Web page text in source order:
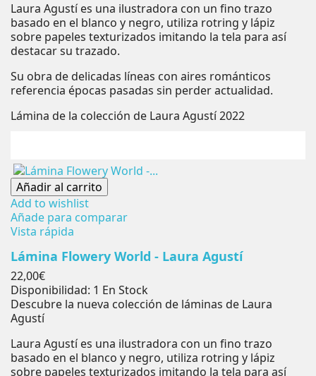
Laura Agustí es una ilustradora con un fino trazo
basado en el blanco y negro, utiliza rotring y lápiz
sobre papeles texturizados imitando la tela para así
destacar su trazado.
Su obra de delicadas líneas con aires románticos
referencia épocas pasadas sin perder actualidad.
Lámina de la colección de Laura Agustí 2022
Añadir al carrito
Add to wishlist
Añade para comparar
Vista rápida
Lámina Flowery World - Laura Agustí
Precio
22,00€
Disponibilidad: 1 En Stock
Descubre la nueva colección de láminas de Laura
Agustí
Laura Agustí es una ilustradora con un fino trazo
basado en el blanco y negro, utiliza rotring y lápiz
sobre papeles texturizados imitando la tela para así